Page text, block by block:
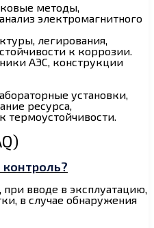
методы,
электромагнитного
легирования,
к коррозии.
АЭС, конструкции
установки,
ресурса,
термоустойчивости.
вводе в эксплуатацию,
в случае обнаружения